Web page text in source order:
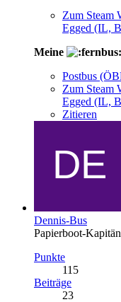
Zum Steam
Egged (IL,
Meine
Postbus
Zum Steam
Egged (IL,
Zitieren
Dennis-Bus
Papierboot-Kapitän
Punkte
115
Beiträge
23